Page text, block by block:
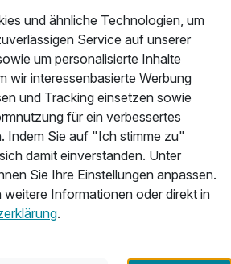
in Bad Radkersburg kann
und ähnliche Technologien, um
Service auf unserer
um personalisierte Inhalte
wir interessenbasierte Werbung
und Tracking einsetzen sowie
für ein verbessertes
Indem Sie auf "Ich stimme zu"
damit einverstanden. Unter
Sie Ihre Einstellungen anpassen.
Informationen oder direkt in
.